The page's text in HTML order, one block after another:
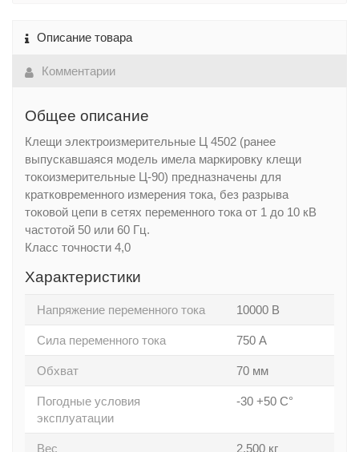
Описание товара
Комментарии
Общее описание
Клещи электроизмерительные Ц 4502 (ранее
выпускавшаяся модель имела маркировку клещи
токоизмерительные Ц-90) предназначены для
кратковременного измерения тока, без разрыва
токовой цепи в сетях переменного тока от 1 до 10 кВ
частотой 50 или 60 Гц.
Класс точности 4,0
Характеристики
Напряжение переменного тока 10000 В
Сила переменного тока 750 А
Обхват 70 мм
Погодные условия
эксплуатации
-30 +50 С°
Вес 2,500 кг